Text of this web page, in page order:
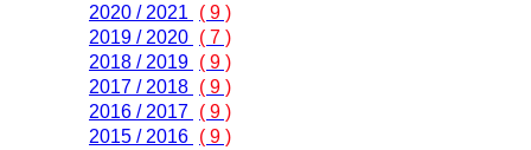
2020 / 2021
( 9 )
2019 / 2020 ( 7 )
2018 / 2019 ( 9 )
2017 / 2018 ( 9 )
2016 / 2017 ( 9 )
2015 / 2016 ( 9 )